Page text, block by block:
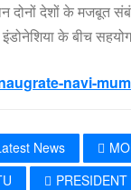
दोनों देशों के मजबूत
के बीच
navi-
News
PRESIDENT